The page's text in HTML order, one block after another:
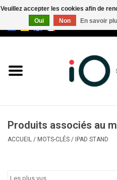
Marques
Appelez-nous au +32 3 353 67
Produits associés au
ACCUEIL / MOTS-CLÉS / IPAD STAND
Veuillez accepter les cookies afin de
Oui
Non En savoir